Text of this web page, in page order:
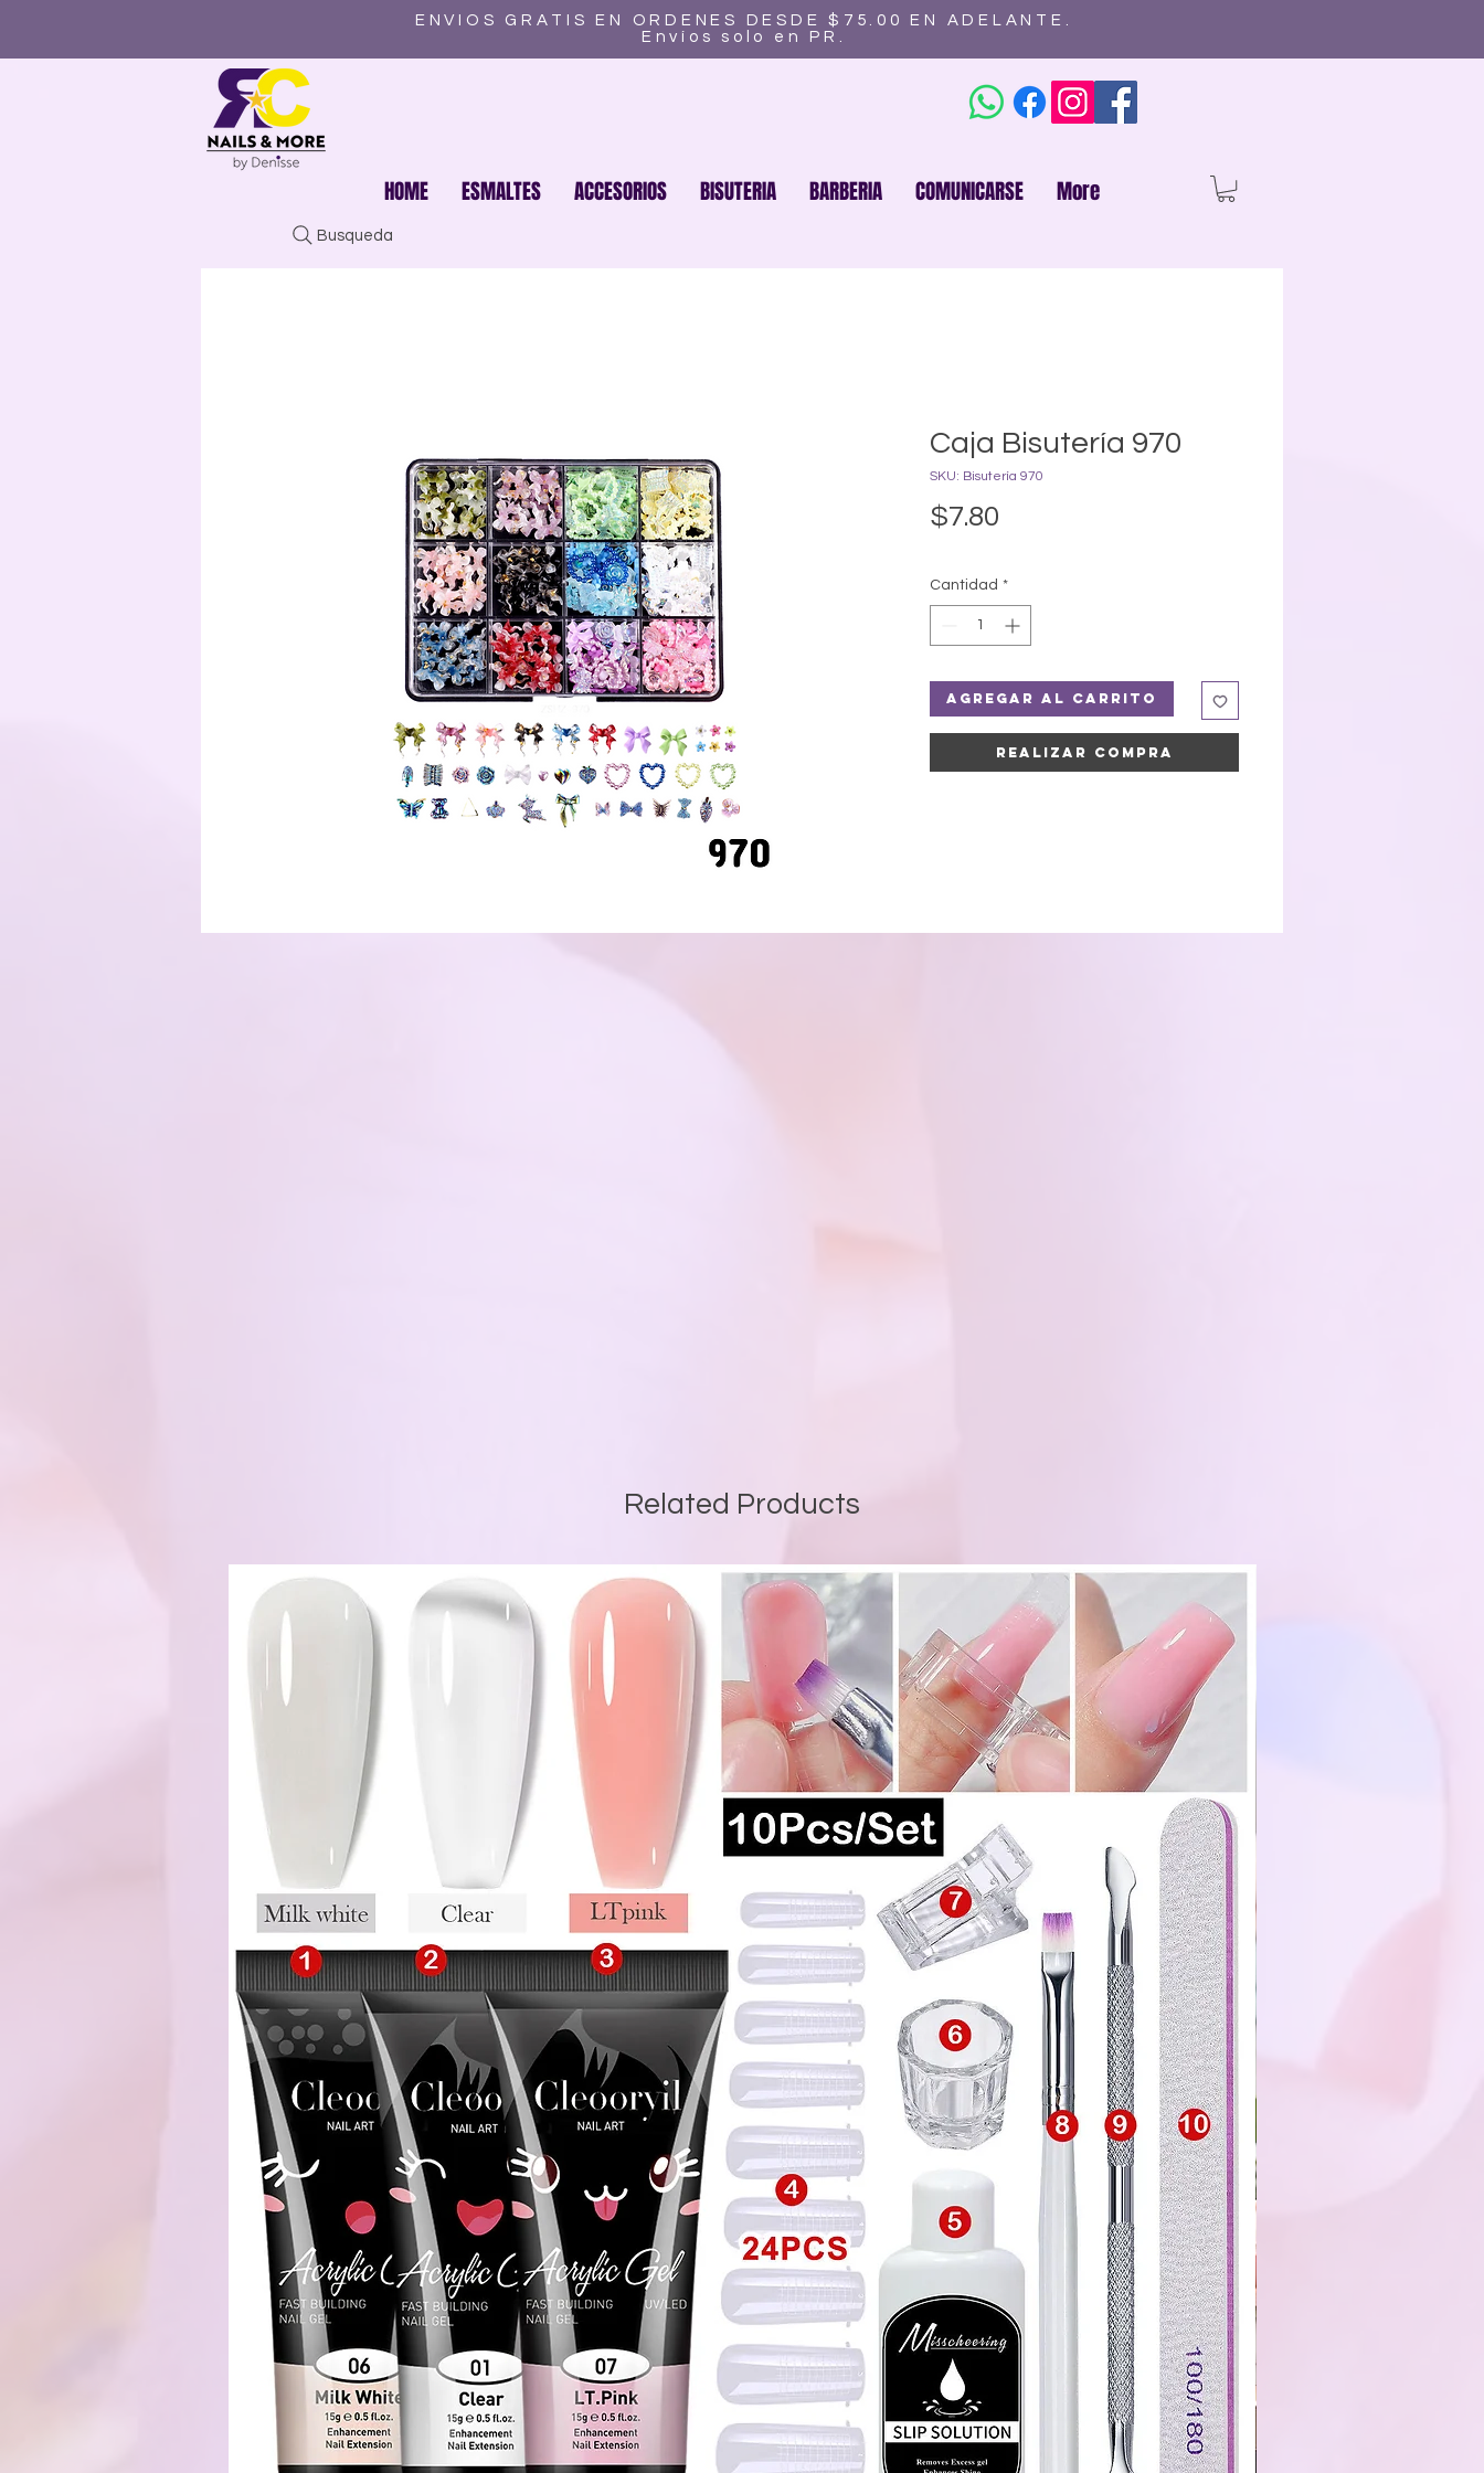
ENVIOS GRATIS EN ORDENES DESDE $75.00 EN ADELANTE.
Envíos solo en PR.
HOME ESMALTES ACCESORIOS BISUTERIA BARBERIA COMUNICARSE More
Busqueda
Caja Bisutería 970
SKU: Bisutería 970
$7.80
Cantidad *
Agregar al carrito
Realizar compra
Related Products